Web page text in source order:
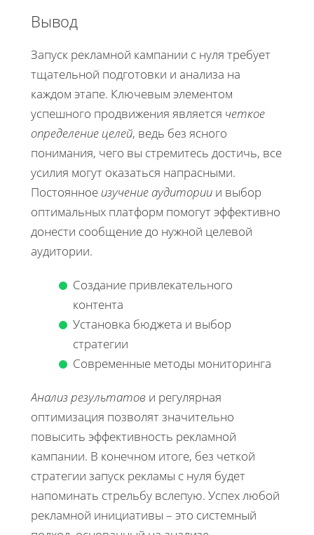
Вывод
Запуск рекламной кампании с нуля требует
тщательной подготовки и анализа на
каждом этапе. Ключевым элементом
успешного продвижения является четкое
определение целей, ведь без ясного
понимания, чего вы стремитесь достичь, все
усилия могут оказаться напрасными.
Постоянное изучение аудитории и выбор
оптимальных платформ помогут эффективно
донести сообщение до нужной целевой
аудитории.
Создание привлекательного
контента
Установка бюджета и выбор
стратегии
Современные методы мониторинга
Анализ результатов и регулярная
оптимизация позволят значительно
повысить эффективность рекламной
кампании. В конечном итоге, без четкой
стратегии запуск рекламы с нуля будет
напоминать стрельбу вслепую. Успех любой
рекламной инициативы – это системный